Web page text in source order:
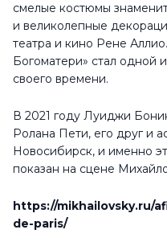
смелые костюмы
и великолепные
театра и кино Рене
Богоматери» стал одной
своего времени.
В 2021 году Луиджи
Ролана Пети, его друг и
Новосибирск, и именно
показан на сцене
https://mikhailovsky.ru/
de-paris/